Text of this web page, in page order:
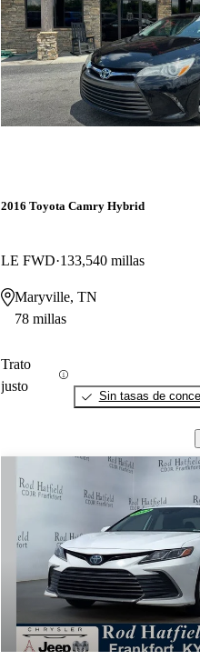
2016 Toyota Camry Hybrid
LE FWD 133,540 millas
Maryville, TN
78 millas
Trato
justo
Sin tasas de